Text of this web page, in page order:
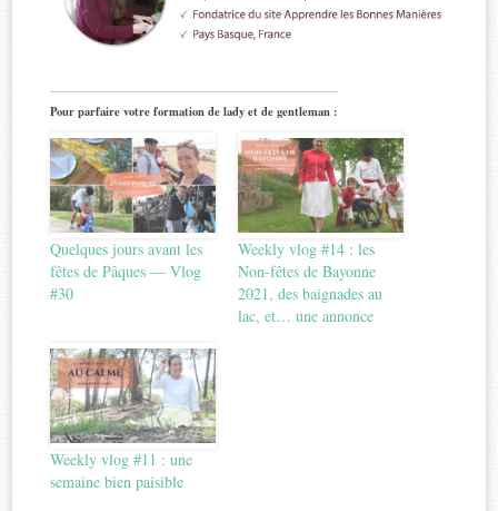
Pour parfaire votre formation de lady et de gentleman :
Quelques jours avant les
fêtes de Pâques — Vlog
#30
Weekly vlog #14 : les
Non-fêtes de Bayonne
2021, des baignades au
lac, et… une annonce
Weekly vlog #11 : une
semaine bien paisible